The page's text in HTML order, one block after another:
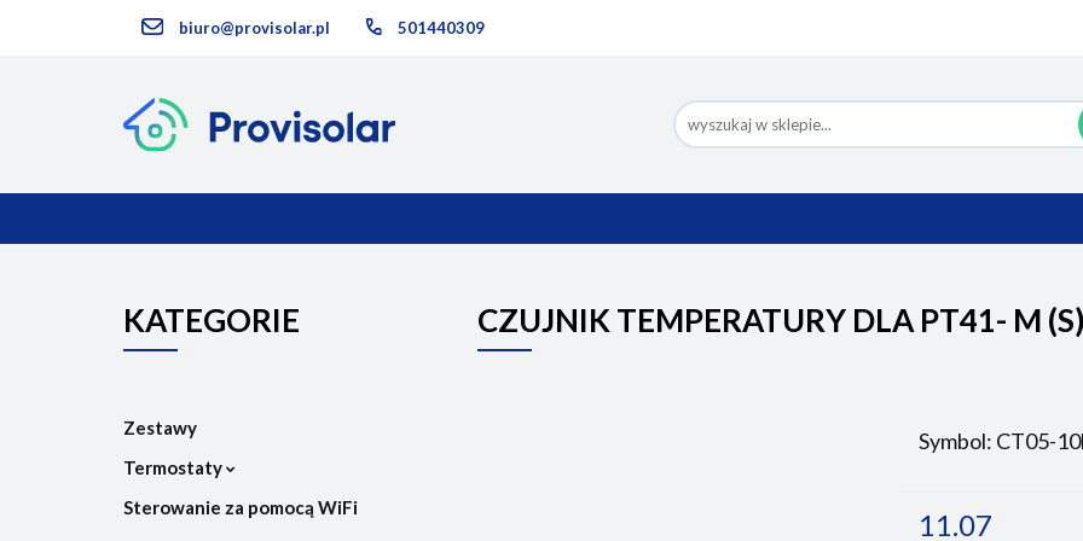
biuro@provisolar.pl 501440309
Kategorie
KATEGORIE
Zestawy
Termostaty
Sterowanie za pomocą WiFi
CZUJNIK TEMPERATURY DLA PT41- M
Symbol: CT05-
11.07